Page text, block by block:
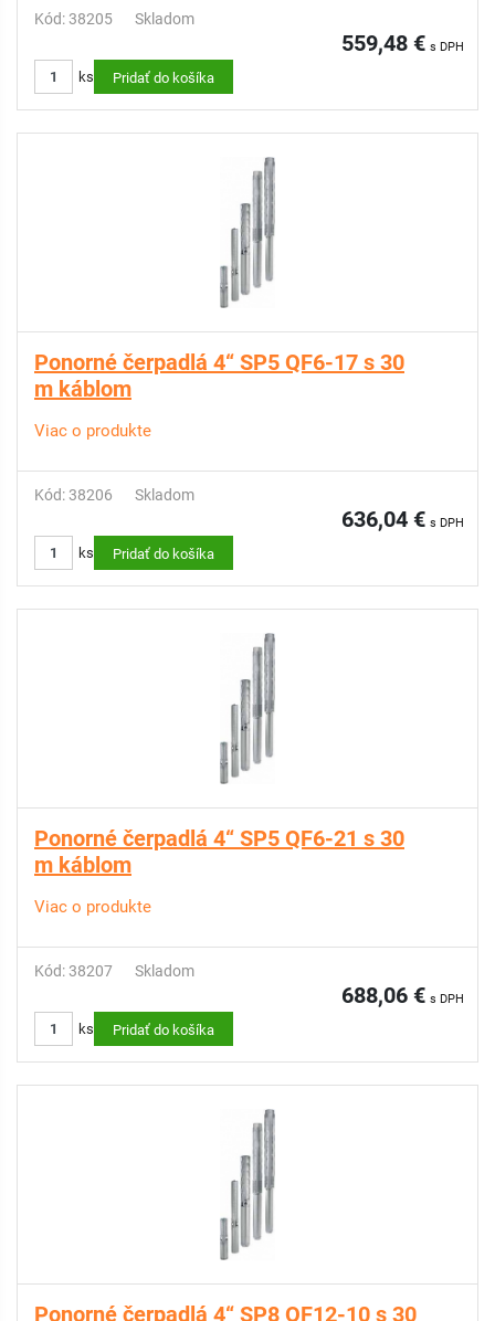
Kód: 38205 Skladom
559,48 € s DPH
ks Pridať do košíka
Ponorné čerpadlá 4“ SP5 QF6-17 s 30
m káblom
Viac o produkte
Kód: 38206 Skladom
636,04 € s DPH
ks Pridať do košíka
Ponorné čerpadlá 4“ SP5 QF6-21 s 30
m káblom
Viac o produkte
Kód: 38207 Skladom
688,06 € s DPH
ks Pridať do košíka
Ponorné čerpadlá 4“ SP8 QF12-10 s 30